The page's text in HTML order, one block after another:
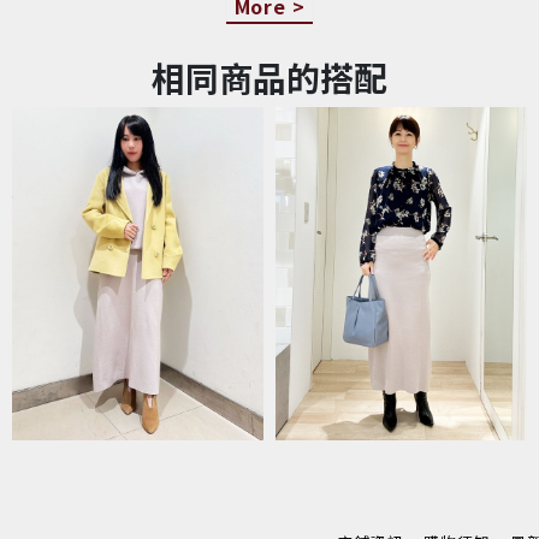
More >
相同商品的搭配